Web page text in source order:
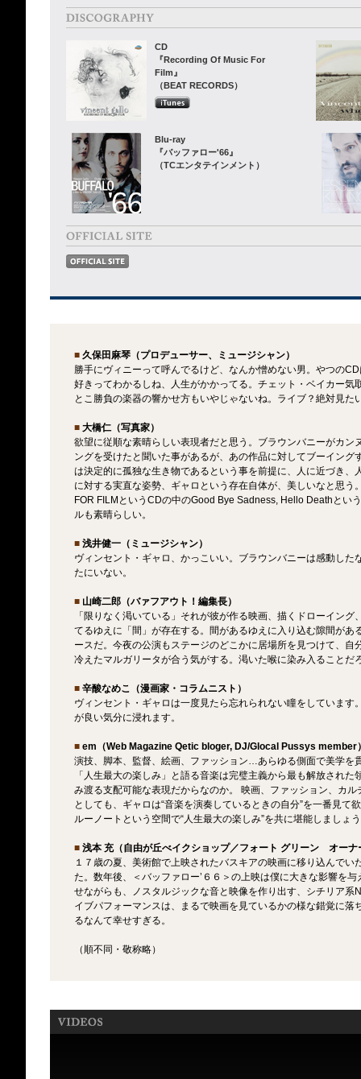
CD
『Recording Of Music For
Film』
（BEAT RECORDS）
Blu-ray
『バッファロー'66』
（TCエンタテインメント）
■ 久保田麻琴（プロデューサー、ミュージシャン）
勝手にヴィニーって呼んでるけど、なんか憎めない男。やつの
好きってわかるしね、人生がかかってる。チェット・ベイカー気
とこ勝負の楽器の響かせ方もいやじゃないね。ライブ？絶対見た
■ 大橋仁（写真家）
欲望に従順な素晴らしい表現者だと思う。ブラウンバニーがカン
ングを受けたと聞いた事があるが、あの作品に対してブーイング
は決定的に孤独な生き物であるという事を前提に、人に近づき、
に対する実直な姿勢、ギャロという存在自体が、美しいなと思う
FOR FILMというCDの中のGood Bye Sadness, Hello Deathとい
ルも素晴らしい。
■ 浅井健一（ミュージシャン）
ヴィンセント・ギャロ、かっこいい。ブラウンバニーは感動した
たにいない。
■ 山崎二郎（バァフアウト！編集長）
「限りなく渇いている」それが彼が作る映画、描くドローイン
てるゆえに「間」が存在する。間があるゆえに入り込む隙間があ
ースだ。今夜の公演もステージのどこかに居場所を見つけて、自
冷えたマルガリータが合う気がする。渇いた喉に染み入ることだ
■ 辛酸なめこ（漫画家・コラムニスト）
ヴィンセント・ギャロは一度見たら忘れられない瞳をしています
が良い気分に浸れます。
■ em（Web Magazine Qetic bloger, DJ/Glocal Pussys member
演技、脚本、監督、絵画、ファッション…あらゆる側面で美学を
「人生最大の楽しみ」と語る音楽は完璧主義から最も解放され
み渡る支配可能な表現だからなのか。 映画、ファッション、カ
としても、ギャロは“音楽を演奏しているときの自分”を一番見て
ルーノートという空間で“人生最大の楽しみ”を共に堪能しましょ
■ 浅本 充（自由が丘べイクショップ／フォート グリーン オーナ
１７歳の夏、美術館で上映されたバスキアの映画に移り込んで
た。数年後、＜バッファロー’６６＞の上映は僕に大きな影響を
せながらも、ノスタルジックな音と映像を作り出す、シチリア系
イブパフォーマンスは、まるで映画を見ているかの様な錯覚に落
るなんて幸せすぎる。
（順不同・敬称略）